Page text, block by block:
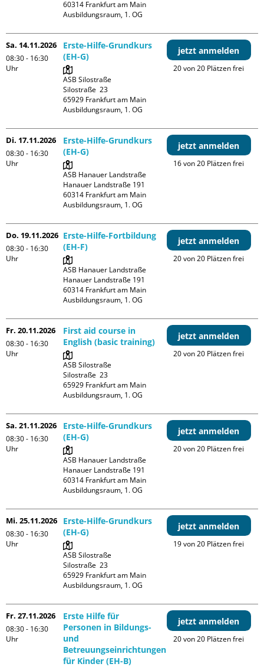
60314 Frankfurt am Main
Ausbildungsraum, 1. OG
Sa. 14.11.2026
08:30 - 16:30
Uhr
Erste-Hilfe-Grundkurs
(EH-G)
ASB Silostraße
Silostraße  23
65929 Frankfurt am Main
Ausbildungsraum, 1. OG
jetzt anmelden
20 von 20 Plätzen frei
Di. 17.11.2026
08:30 - 16:30
Uhr
Erste-Hilfe-Grundkurs
(EH-G)
ASB Hanauer Landstraße
Hanauer Landstraße 191
60314 Frankfurt am Main
Ausbildungsraum, 1. OG
jetzt anmelden
16 von 20 Plätzen frei
Do. 19.11.2026
08:30 - 16:30
Uhr
Erste-Hilfe-Fortbildung
(EH-F)
ASB Hanauer Landstraße
Hanauer Landstraße 191
60314 Frankfurt am Main
Ausbildungsraum, 1. OG
jetzt anmelden
20 von 20 Plätzen frei
Fr. 20.11.2026
08:30 - 16:30
Uhr
First aid course in
English (basic training)
ASB Silostraße
Silostraße  23
65929 Frankfurt am Main
Ausbildungsraum, 1. OG
jetzt anmelden
20 von 20 Plätzen frei
Sa. 21.11.2026
08:30 - 16:30
Uhr
Erste-Hilfe-Grundkurs
(EH-G)
ASB Hanauer Landstraße
Hanauer Landstraße 191
60314 Frankfurt am Main
Ausbildungsraum, 1. OG
jetzt anmelden
20 von 20 Plätzen frei
Mi. 25.11.2026
08:30 - 16:30
Uhr
Erste-Hilfe-Grundkurs
(EH-G)
ASB Silostraße
Silostraße  23
65929 Frankfurt am Main
Ausbildungsraum, 1. OG
jetzt anmelden
19 von 20 Plätzen frei
Fr. 27.11.2026
08:30 - 16:30
Uhr
Erste Hilfe für
Personen in Bildungs-
und
Betreuungseinrichtungen
für Kinder (EH-B)
jetzt anmelden
20 von 20 Plätzen frei